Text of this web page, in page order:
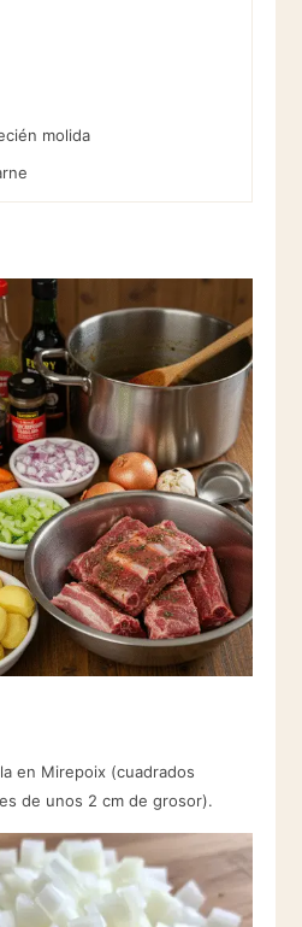
molida
en Mirepoix (cuadrados
de unos 2 cm de grosor).